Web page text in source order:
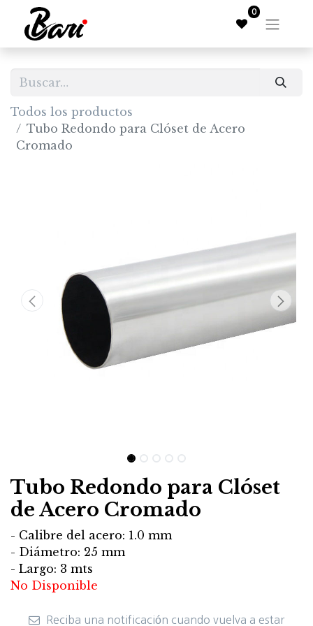
0
Todos los productos
Tubo Redondo para Clóset de Acero
Cromado
Tubo Redondo para Clóset
de Acero Cromado
- Calibre del acero: 1.0 mm
- Diámetro: 25 mm
- Largo: 3 mts
No Disponible
Reciba una notificación cuando vuelva a estar